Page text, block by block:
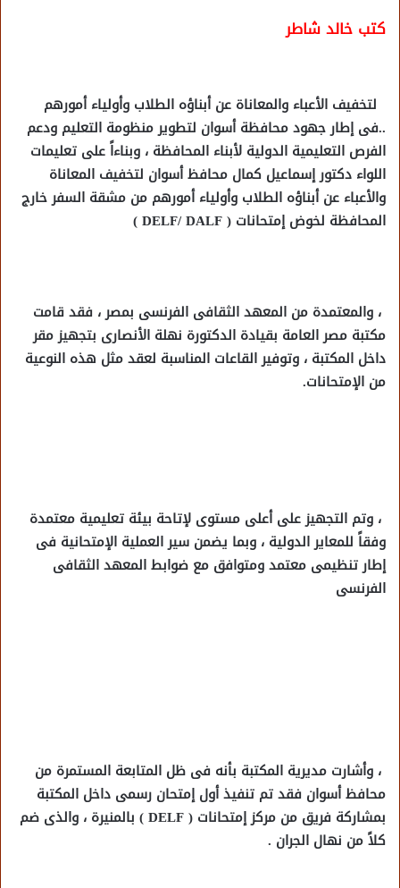
كتب خالد شاطر
لتخفيف الأعباء والمعاناة عن أبناؤه الطلاب وأولياء أمورهم
..فى إطار جهود محافظة أسوان لتطوير منظومة التعليم ودعم
الفرص التعليمية الدولية لأبناء المحافظة ، وبناءاً على تعليمات
اللواء دكتور إسماعيل كمال محافظ أسوان لتخفيف المعاناة
والأعباء عن أبناؤه الطلاب وأولياء أمورهم من مشقة السفر خارج
المحافظة لخوض إمتحانات ( DELF/ DALF )
، والمعتمدة من المعهد الثقافى الفرنسى بمصر ، فقد قامت
مكتبة مصر العامة بقيادة الدكتورة نهلة الأنصارى بتجهيز مقر
داخل المكتبة ، وتوفير القاعات المناسبة لعقد مثل هذه النوعية
من الإمتحانات.
، وتم التجهيز على أعلى مستوى لإتاحة بيئة تعليمية معتمدة
وفقاً للمعاير الدولية ، وبما يضمن سير العملية الإمتحانية فى
إطار تنظيمى معتمد ومتوافق مع ضوابط المعهد الثقافى
الفرنسى
، وأشارت مديرية المكتبة بأنه فى ظل المتابعة المستمرة من
محافظ أسوان فقد تم تنفيذ أول إمتحان رسمى داخل المكتبة
بمشاركة فريق من مركز إمتحانات ( DELF ) بالمنيرة ، والذى ضم
كلاً من نهال الجران .